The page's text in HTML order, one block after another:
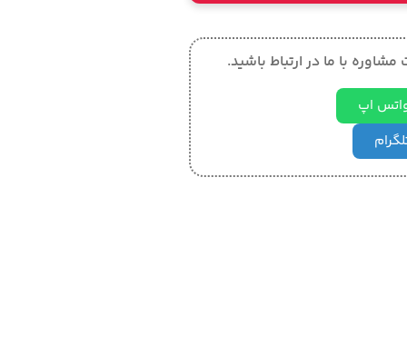
مشاوره با ما در ارتباط باشید.
واتس اپ